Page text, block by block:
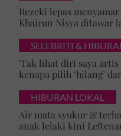
Rezeki lepas
Khairun Nisya ditawar
SELEBRITI &
'Tak lihat diri saya
kenapa pilih ‘hilang’
HIBURAN LOKAL
Air mata syukur &
anak lelaki kini